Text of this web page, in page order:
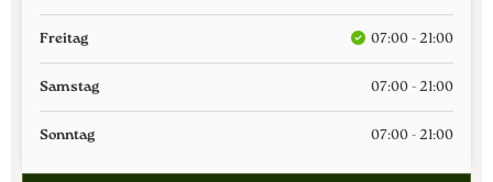
Freitag 07:00 - 21:00
Samstag 07:00 - 21:00
Sonntag 07:00 - 21:00